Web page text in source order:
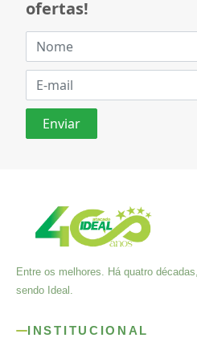
ofertas!
Entre os melhores. Há quatro décadas,
sendo Ideal.
INSTITUCIONAL